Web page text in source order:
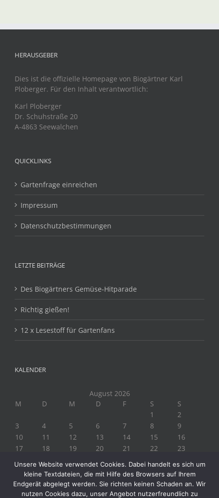
HERAUSGEBER
Dies ist die offizielle Homepage von Biogärtner Karl
Ploberger. Für den Inhalt verantwortlich:
Karl Ploberger
Dr. Schuhstraße 20
A-4863 Seewalchen
QUICKLINKS
Gartenfrage einreichen
Impressum
Datenschutzbestimmungen
LETZTE BEITRÄGE
Des Biogärtners Gemüse-Hitparade
Richtig gießen!
12 x Lesestoff für Gartenfans
KALENDER
August 2026
M
D M D F S
S
1
2
3
4 5 6 7 8
9
10
11 12 13 14 15
16
17
18 19 20 21 22
23
« Juli
Unsere Website verwendet Cookies. Dabei handelt es sich um
kleine Textdateien, die mit Hilfe des Browsers auf Ihrem
Endgerät abgelegt werden. Sie richten keinen Schaden an. Wir
nutzen Cookies dazu, unser Angebot nutzerfreundlich zu